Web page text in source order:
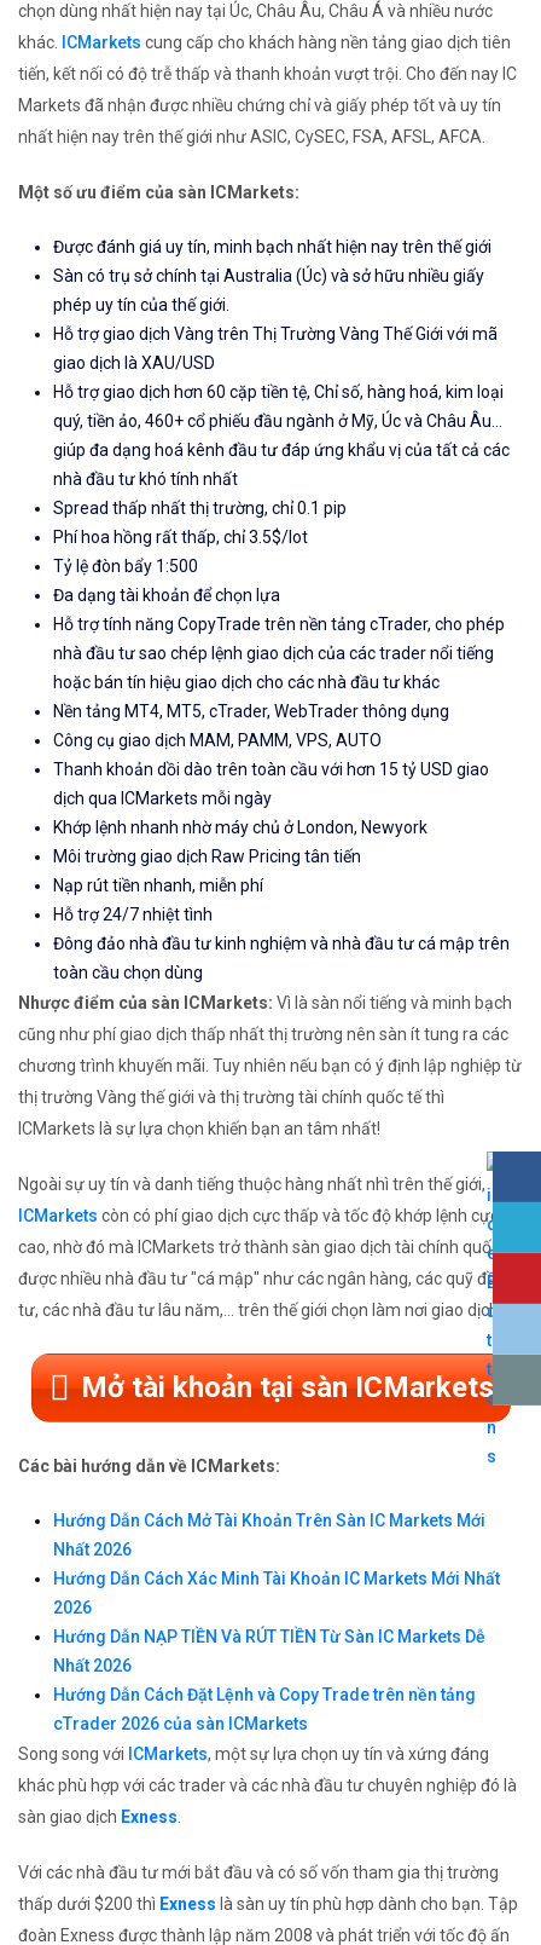
chọn dùng nhất hiện nay tại Úc, Châu Âu, Châu Á và nhiều nước
khác. ICMarkets cung cấp cho khách hàng nền tảng giao dịch tiên
tiến, kết nối có độ trễ thấp và thanh khoản vượt trội. Cho đến nay IC
Markets đã nhận được nhiều chứng chỉ và giấy phép tốt và uy tín
nhất hiện nay trên thế giới như ASIC, CySEC, FSA, AFSL, AFCA.
Một số ưu điểm của sàn ICMarkets:
Được đánh giá uy tín, minh bạch nhất hiện nay trên thế giới
Sàn có trụ sở chính tại Australia (Úc) và sở hữu nhiều giấy
phép uy tín của thế giới.
Hỗ trợ giao dịch Vàng trên Thị Trường Vàng Thế Giới với mã
giao dịch là XAU/USD
Hỗ trợ giao dịch hơn 60 cặp tiền tệ, Chỉ số, hàng hoá, kim loại
quý, tiền ảo, 460+ cổ phiếu đầu ngành ở Mỹ, Úc và Châu Âu...
giúp đa dạng hoá kênh đầu tư đáp ứng khẩu vị của tất cả các
nhà đầu tư khó tính nhất
Spread thấp nhất thị trường, chỉ 0.1 pip
Phí hoa hồng rất thấp, chỉ 3.5$/lot
Tỷ lệ đòn bẩy 1:500
Đa dạng tài khoản để chọn lựa
Hỗ trợ tính năng CopyTrade trên nền tảng cTrader, cho phép
nhà đầu tư sao chép lệnh giao dịch của các trader nổi tiếng
hoặc bán tín hiệu giao dịch cho các nhà đầu tư khác
Nền tảng MT4, MT5, cTrader, WebTrader thông dụng
Công cụ giao dịch MAM, PAMM, VPS, AUTO
Thanh khoản dồi dào trên toàn cầu với hơn 15 tỷ USD giao
dịch qua ICMarkets mỗi ngày
Khớp lệnh nhanh nhờ máy chủ ở London, Newyork
Môi trường giao dịch Raw Pricing tân tiến
Nạp rút tiền nhanh, miễn phí
Hỗ trợ 24/7 nhiệt tình
Đông đảo nhà đầu tư kinh nghiệm và nhà đầu tư cá mập trên
toàn cầu chọn dùng
Nhược điểm của sàn ICMarkets: Vì là sàn nổi tiếng và minh bạch
cũng như phí giao dịch thấp nhất thị trường nên sàn ít tung ra các
chương trình khuyến mãi. Tuy nhiên nếu bạn có ý định lập nghiệp từ
thị trường Vàng thế giới và thị trường tài chính quốc tế thì
ICMarkets là sự lựa chọn khiến bạn an tâm nhất!
Ngoài sự uy tín và danh tiếng thuộc hàng nhất nhì trên thế giới,
ICMarkets còn có phí giao dịch cực thấp và tốc độ khớp lệnh cực
cao, nhờ đó mà ICMarkets trở thành sàn giao dịch tài chính quốc tế
được nhiều nhà đầu tư "cá mập" như các ngân hàng, các quỹ đầu
tư, các nhà đầu tư lâu năm,... trên thế giới chọn làm nơi giao dịch.
Mở tài khoản tại sàn ICMarkets
Các bài hướng dẫn về ICMarkets:
Hướng Dẫn Cách Mở Tài Khoản Trên Sàn IC Markets Mới
Nhất 2026
Hướng Dẫn Cách Xác Minh Tài Khoản IC Markets Mới Nhất
2026
Hướng Dẫn NẠP TIỀN Và RÚT TIỀN Từ Sàn IC Markets Dễ
Nhất 2026
Hướng Dẫn Cách Đặt Lệnh và Copy Trade trên nền tảng
cTrader 2026 của sàn ICMarkets
Song song với ICMarkets, một sự lựa chọn uy tín và xứng đáng
khác phù hợp với các trader và các nhà đầu tư chuyên nghiệp đó là
sàn giao dịch Exness.
Với các nhà đầu tư mới bắt đầu và có số vốn tham gia thị trường
thấp dưới $200 thì Exness là sàn uy tín phù hợp dành cho bạn. Tập
đoàn Exness được thành lập năm 2008 và phát triển với tốc độ ấn